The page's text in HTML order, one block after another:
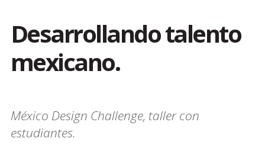
Desarrollando talento
mexicano.
México Design Challenge, taller con
estudiantes.